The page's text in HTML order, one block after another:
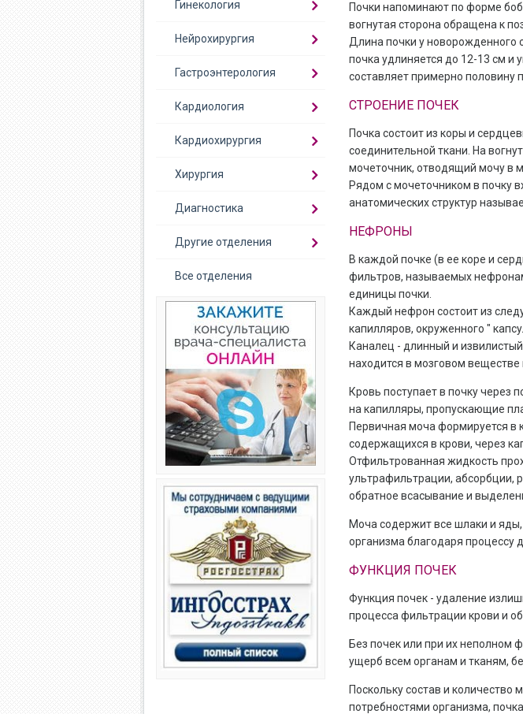
Почки напоминают по форме
вогнутая сторона обращена к
Длина почки у новорожденного
почка удлиняется до 12-13 см и
составляет примерно половину
СТРОЕНИЕ ПОЧЕК
Почка состоит из коры и
соединительной ткани. На
мочеточник, отводящий мочу в
Рядом с мочеточником в почку
анатомических структур
НЕФРОНЫ
В каждой почке (в ее коре и
фильтров, называемых
единицы почки.
Каждый нефрон состоит из
капилляров, окруженного "
Каналец - длинный и
находится в мозговом веществе
Кровь поступает в почку через
на капилляры, пропускающие
Первичная моча формируется в
содержащихся в крови, через
Отфильтрованная жидкость
ультрафильтрации, абсорбции,
обратное всасывание и
Моча содержит все шлаки и
организма благодаря процессу
ФУНКЦИЯ ПОЧЕК
Функция почек - удаление
процесса фильтрации крови и
Без почек или при их неполном
ущерб всем органам и тканям,
Поскольку состав и
потребностями организма,
Гинекология
Нейрохирургия
Гастроэнтерология
Кардиология
Кардиохирургия
Хирургия
Диагностика
Другие отделения
Все отделения